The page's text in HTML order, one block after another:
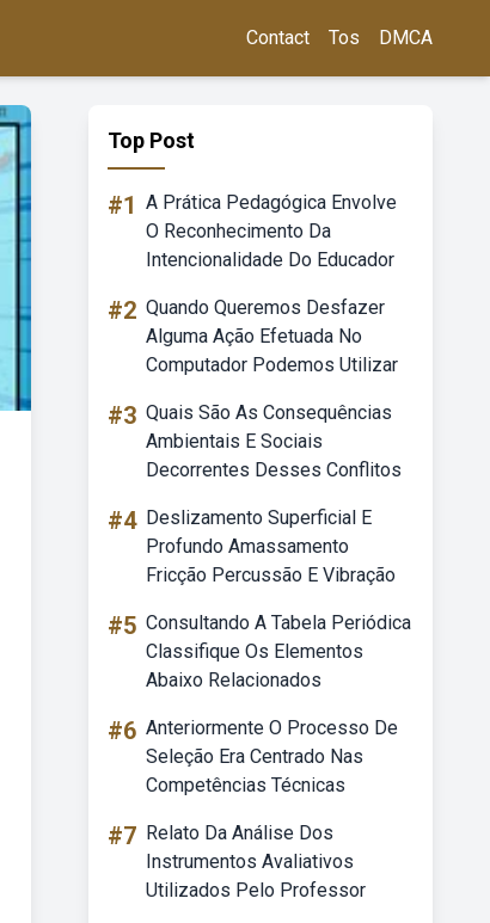
Contact Tos DMCA
Top Post
#1 A Prática Pedagógica Envolve
O Reconhecimento Da
Intencionalidade Do Educador
#2 Quando Queremos Desfazer
Alguma Ação Efetuada No
Computador Podemos Utilizar
#3 Quais São As Consequências
Ambientais E Sociais
Decorrentes Desses Conflitos
#4 Deslizamento Superficial E
Profundo Amassamento
Fricção Percussão E Vibração
#5 Consultando A Tabela Periódica
Classifique Os Elementos
Abaixo Relacionados
#6 Anteriormente O Processo De
Seleção Era Centrado Nas
Competências Técnicas
#7 Relato Da Análise Dos
Instrumentos Avaliativos
Utilizados Pelo Professor